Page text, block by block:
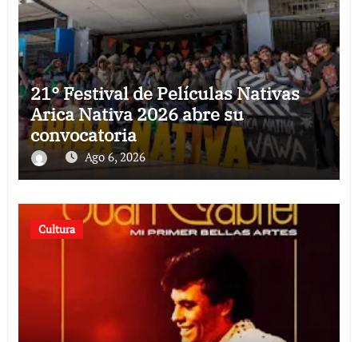
21° Festival de Películas Nativas
Arica Nativa 2026 abre su
convocatoria
Ago 6, 2026
Cultura